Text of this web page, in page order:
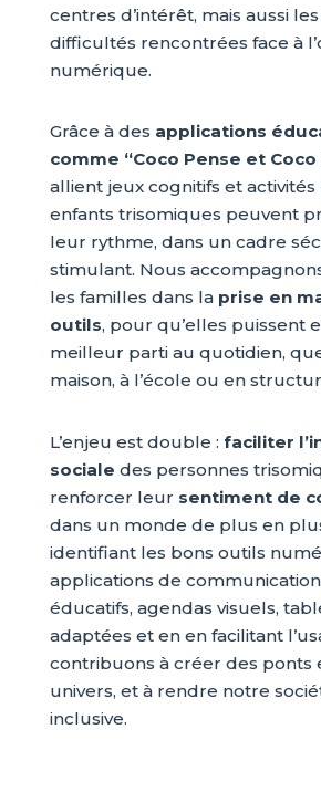
centres d’intérêt, mais aussi
difficultés rencontrées face à
numérique.
Grâce à des applications
comme “Coco Pense et
allient jeux cognitifs et activités
enfants trisomiques peuvent
leur rythme, dans un cadre
stimulant. Nous
les familles dans la prise en
outils, pour qu’elles puissent
meilleur parti au quotidien,
maison, à l’école ou en
L’enjeu est double : faciliter
sociale des personnes
renforcer leur sentiment de
dans un monde de plus en
identifiant les bons outils
applications de
éducatifs, agendas visuels,
adaptées et en en facilitant
contribuons à créer des ponts
univers, et à rendre notre
inclusive.